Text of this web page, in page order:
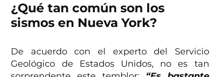
¿Qué tan común son los
sismos en Nueva York?
De acuerdo con el experto del Servicio
Geológico de Estados Unidos, no es tan